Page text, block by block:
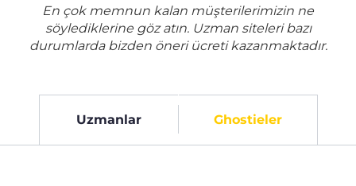
En çok memnun kalan müşterilerimizin ne
söylediklerine göz atın. Uzman siteleri bazı
durumlarda bizden öneri ücreti kazanmaktadır.
Uzmanlar Ghostieler